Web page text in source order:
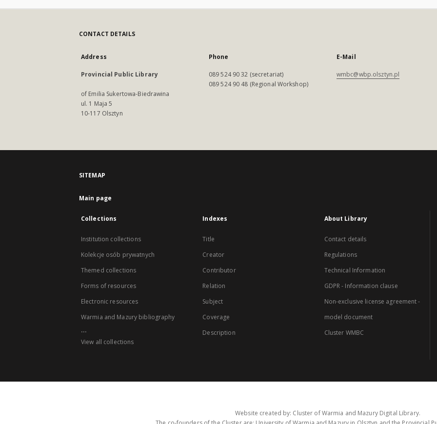
CONTACT DETAILS
Address
Provincial Public Library
of Emilia Sukertowa-Biedrawina
ul. 1 Maja 5
10-117 Olsztyn
Phone
089 524 90 32 (secretariat)
089 524 90 48 (Regional Workshop)
E-Mail
wmbc@wbp.olsztyn.pl
SITEMAP
Main page
Collections
Institution collections
Kolekcje osób prywatnych
Themed collections
Forms of resources
Electronic resources
Warmia and Mazury bibliography
...
View all collections
Indexes
Title
Creator
Contributor
Relation
Subject
Coverage
Description
About Library
Contact details
Regulations
Technical Information
GDPR - Information clause
Non-exclusive license agreement -
model document
Cluster WMBC
Website created by: Cluster of Warmia and Mazury Digital Library.